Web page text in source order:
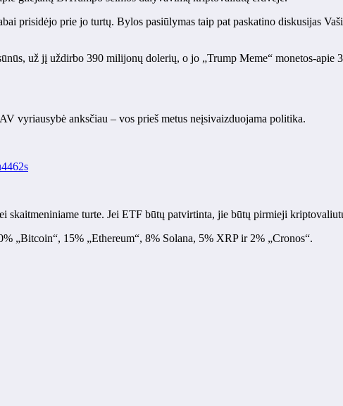
prisidėjo prie jo turtų. Bylos pasiūlymas taip pat paskatino diskusijas
už jį uždirbo 390 milijonų dolerių, o jo „Trump Meme“ monetos-
vyriausybė anksčiau – vos prieš metus neįsivaizduojama politika.
skaitmeniniame turte. Jei ETF būtų patvirtinta, jie būtų pirmieji
„Bitcoin“, 15% „Ethereum“, 8% Solana, 5% XRP ir 2% „Cronos“.